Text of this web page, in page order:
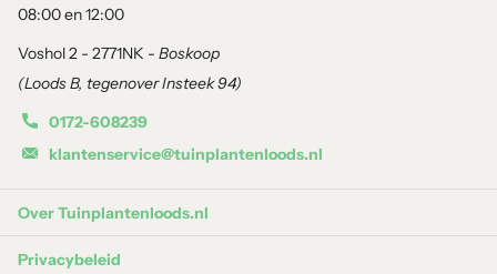
08:00 en 12:00
Voshol 2 - 2771NK - Boskoop
(Loods B, tegenover Insteek 94)
0172-608239
klantenservice@tuinplantenloods.nl
Over Tuinplantenloods.nl
Privacybeleid